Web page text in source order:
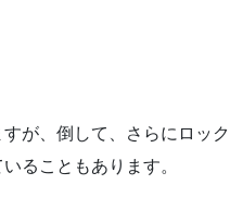
が、倒して、さらにロッ
ることもあります。